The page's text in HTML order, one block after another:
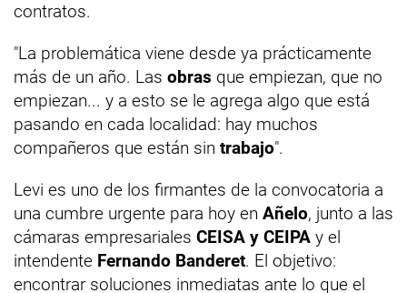
contratos.
"La problemática viene desde ya prácticamente
más de un año. Las obras que empiezan, que no
empiezan... y a esto se le agrega algo que está
pasando en cada localidad: hay muchos
compañeros que están sin trabajo".
Levi es uno de los firmantes de la convocatoria a
una cumbre urgente para hoy en Añelo, junto a las
cámaras empresariales CEISA y CEIPA y el
intendente Fernando Banderet. El objetivo:
encontrar soluciones inmediatas ante lo que el